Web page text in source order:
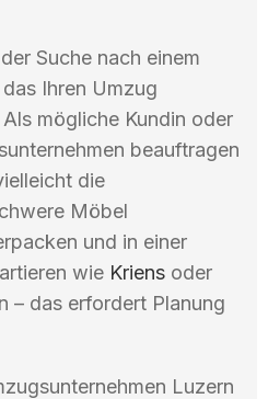
Suche nach einem
Ihren Umzug
mögliche Kundin oder
beauftragen
die
Möbel
und in einer
wie Kriens oder
– das erfordert Planung
Luzern